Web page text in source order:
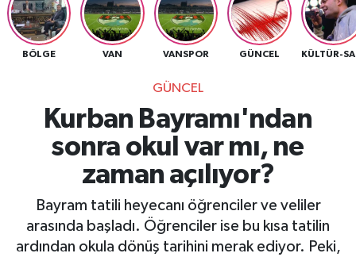
BÖLGE VAN VANSPOR GÜNCEL
GÜNCEL
Kurban Bayramı'ndan
sonra okul var mı, ne
zaman açılıyor?
Bayram tatili heyecanı öğrenciler ve veliler
arasında başladı. Öğrenciler ise bu kısa tatilin
ardından okula dönüş tarihini merak ediyor. Peki,
VAN Namaz Vakitleri
Van Trafik Yoğunluk Haritası
Süper Lig Puan Durumu ve Fikstür
Tüm Manşetler
Son Dakika Haberleri
Haber Arşivi